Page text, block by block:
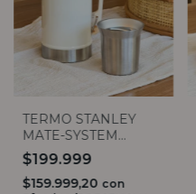
TERMO STANLEY
MATE-SYSTEM
CLASSIC 1.2 LTS
$199.999
$159.999,20 con